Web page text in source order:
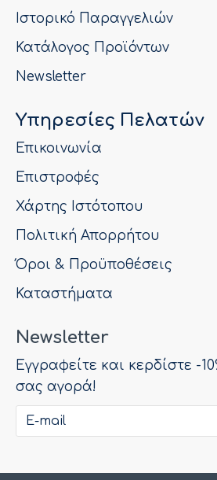
Ιστορικό Παραγγελιών
Κατάλογος Προϊόντων
Newsletter
Υπηρεσίες Πελατών
Επικοινωνία
Επιστροφές
Χάρτης Ιστότοπου
Πολιτική Απορρήτου
Όροι & Προϋποθέσεις
Καταστήματα
Newsletter
Εγγραφείτε και κερδίστε -
σας αγορά!